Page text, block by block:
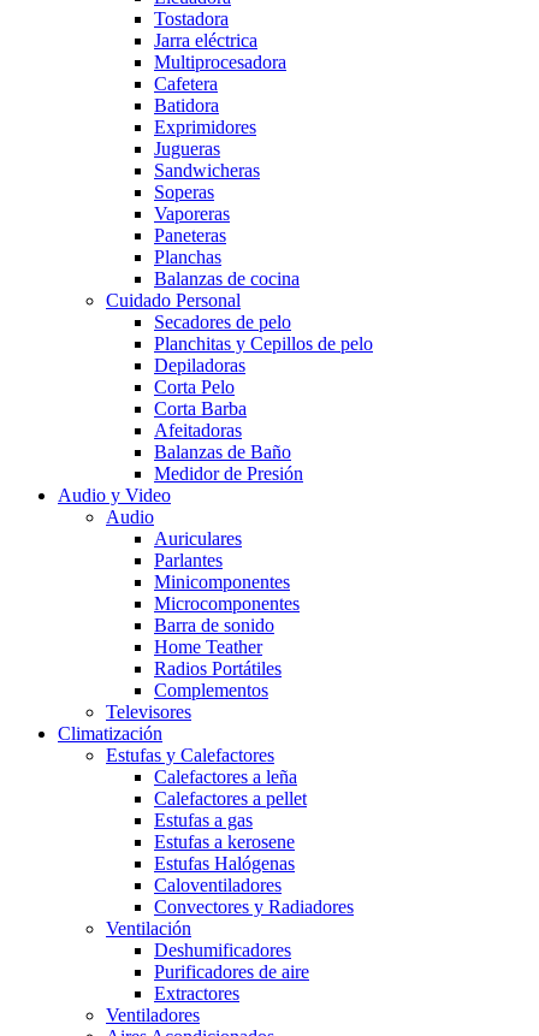
Tostadora
Jarra eléctrica
Multiprocesadora
Cafetera
Batidora
Exprimidores
Jugueras
Sandwicheras
Soperas
Vaporeras
Paneteras
Planchas
Balanzas de cocina
Cuidado Personal
Secadores de pelo
Planchitas y Cepillos de pelo
Depiladoras
Corta Pelo
Corta Barba
Afeitadoras
Balanzas de Baño
Medidor de Presión
Audio y Video
Audio
Auriculares
Parlantes
Minicomponentes
Microcomponentes
Barra de sonido
Home Teather
Radios Portátiles
Complementos
Televisores
Climatización
Estufas y Calefactores
Calefactores a leña
Calefactores a pellet
Estufas a gas
Estufas a kerosene
Estufas Halógenas
Caloventiladores
Convectores y Radiadores
Ventilación
Deshumificadores
Purificadores de aire
Extractores
Ventiladores